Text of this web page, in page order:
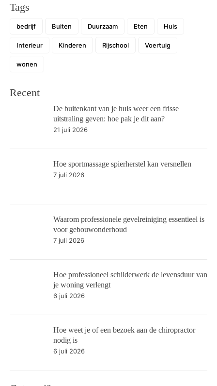
Tags
bedrijf Buiten Duurzaam Eten Huis
Interieur Kinderen Rijschool Voertuig
wonen
Recent
De buitenkant van je huis weer een frisse
uitstraling geven: hoe pak je dit aan?
21 juli 2026
Hoe sportmassage spierherstel kan versnellen
7 juli 2026
Waarom professionele gevelreiniging essentieel is
voor gebouwonderhoud
7 juli 2026
Hoe professioneel schilderwerk de levensduur van
je woning verlengt
6 juli 2026
Hoe weet je of een bezoek aan de chiropractor
nodig is
6 juli 2026